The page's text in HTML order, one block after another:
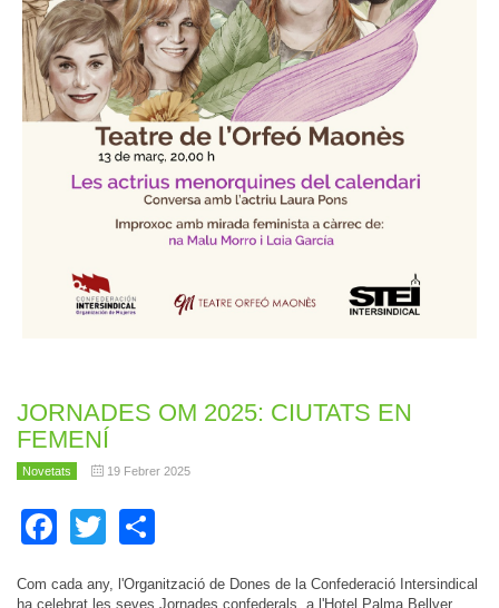
JORNADES OM 2025: CIUTATS EN
FEMENÍ
Novetats 19 Febrer 2025
Facebook
Twitter
Com cada any, l'Organització de Dones de la Confederació Intersindical
ha celebrat les seves Jornades confederals, a l'Hotel Palma Bellver